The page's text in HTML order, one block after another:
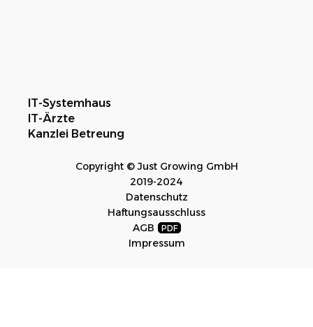
IT-Systemhaus
IT-Ärzte
Kanzlei Betreung
Copyright © Just Growing GmbH
2019-2024
Datenschutz
Haftungsausschluss
AGB
Impressum